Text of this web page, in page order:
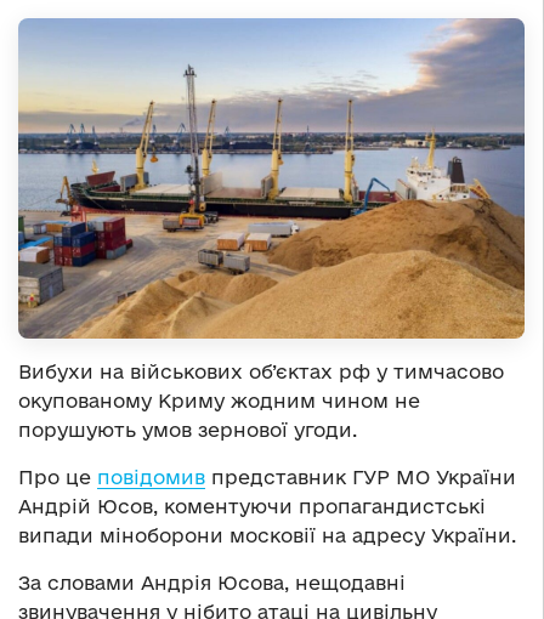
Вибухи на військових об’єктах рф у тимчасово
окупованому Криму жодним чином не
порушують умов зернової угоди.
Про це повідомив представник ГУР МО України
Андрій Юсов, коментуючи пропагандистські
випади міноборони московії на адресу України.
За словами Андрія Юсова, нещодавні
звинувачення у нібито атаці на цивільну